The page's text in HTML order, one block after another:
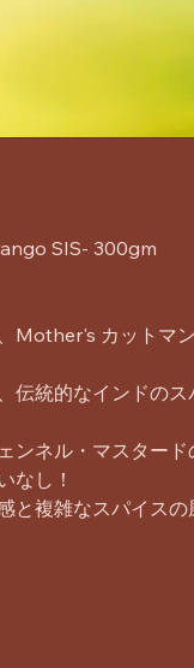
SIS- 300gm
Mother's カットマン
伝統的なインドのス
ンネル・マスタード
なし！
と複雑なスパイスの